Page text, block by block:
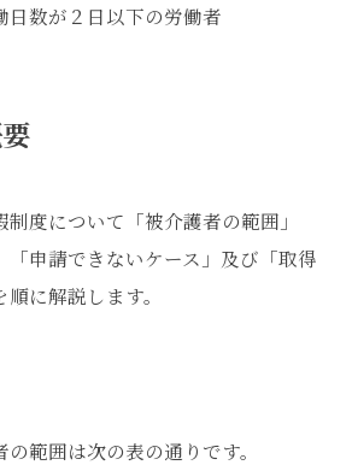
日数が２日以下の労働者
度について「被介護者の範囲」
「申請できないケース」及び「取得
に解説します。
範囲は次の表の通りです。